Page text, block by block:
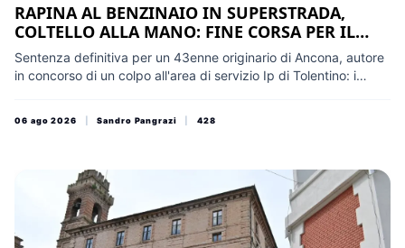
RAPINA AL BENZINAIO IN SUPERSTRADA,
COLTELLO ALLA MANO: FINE CORSA PER IL
FIDARDENSE ANDREA AMALI
Sentenza definitiva per un 43enne originario di Ancona, autore
in concorso di un colpo all'area di servizio Ip di Tolentino: i
06 ago 2026 Sandro Pangrazi 428